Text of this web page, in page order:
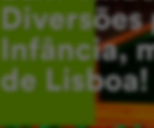
Diversões
Infância,
de Lisboa!